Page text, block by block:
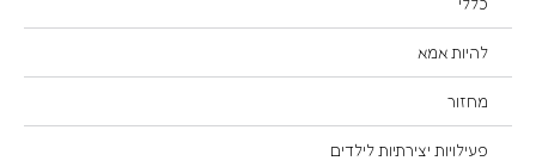
להיות אמא
מחזור
פעילויות יצירתיות לילדים